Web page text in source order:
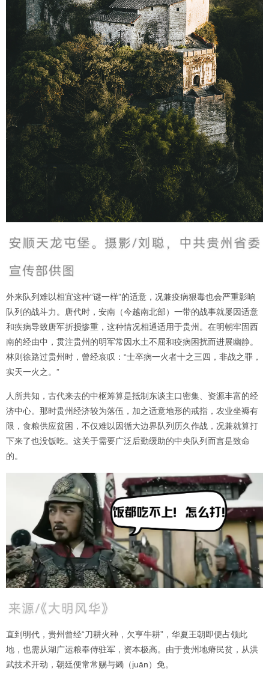
外来队列难以相宜这种“谜一样”的适意，况兼疫病狠毒也会严重影响
队列的战斗力。唐代时，安南（今越南北部）一带的战事就屡因适意
和疾病导致唐军折损惨重，这种情况相通适用于贵州。在明朝牢固西
南的经由中，贯注贵州的明军常因水土不屈和疫病困扰而进展幽静。
林则徐路过贵州时，曾经哀叹：“士卒病一火者十之三四，非战之罪，
实天一火之。”
人所共知，古代来去的中枢筹算是抵制东谈主口密集、资源丰富的经
济中心。那时贵州经济较为落伍，加之适意地形的戒指，农业坐褥有
限，食粮供应贫困，不仅难以因循大边界队列历久作战，况兼就算打
下来了也没饭吃。这关于需要广泛后勤缓助的中央队列而言是致命
的。
直到明代，贵州曾经“刀耕火种，欠亨牛耕”，华夏王朝即便占领此
地，也需从湖广运粮奉侍驻军，资本极高。由于贵州地瘠民贫，从洪
武技术开动，朝廷便常常赐与蠲（juān）免。